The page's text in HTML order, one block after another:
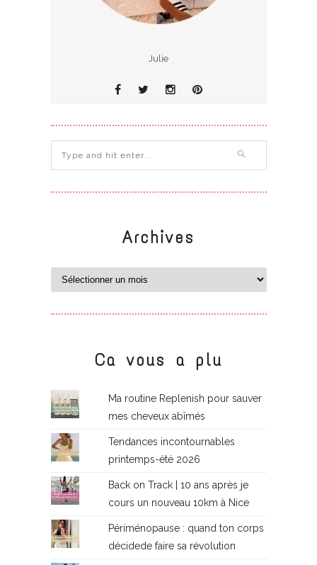
Julie
Archives
Ca vous a plu
Ma routine Replenish pour sauver
mes cheveux abîmés
Tendances incontournables
printemps-été 2026
Back on Track | 10 ans après je
cours un nouveau 10km à Nice
Périménopause : quand ton corps
décidede faire sa révolution